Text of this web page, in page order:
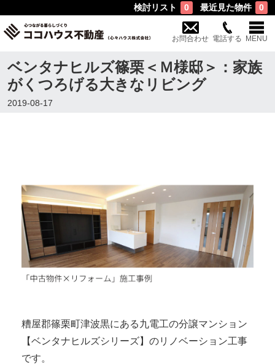
検討リスト 0 最近見た物件 0
お問合わせ 電話する MENU
ベンタナヒルズ篠栗＜Ｍ様邸＞：家族
がくつろげる大きなリビング
2019-08-17
糟屋郡篠栗町津波黒にある九電工の分譲マンション
【ベンタナヒルズシリーズ】のリノベーション工事
です。